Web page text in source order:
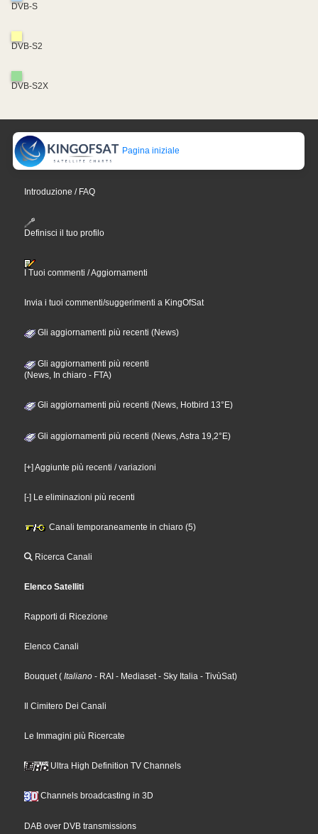
DVB-S
DVB-S2
DVB-S2X
Pagina iniziale
Introduzione / FAQ
Definisci il tuo profilo
I Tuoi commenti / Aggiornamenti
Invia i tuoi commenti/suggerimenti a KingOfSat
Gli aggiornamenti più recenti (News)
Gli aggiornamenti più recenti
(News, In chiaro - FTA)
Gli aggiornamenti più recenti (News, Hotbird 13°E)
Gli aggiornamenti più recenti (News, Astra 19,2°E)
[+] Aggiunte più recenti / variazioni
[-] Le eliminazioni più recenti
Canali temporaneamente in chiaro (5)
Ricerca Canali
Elenco Satelliti
Rapporti di Ricezione
Elenco Canali
Bouquet ( Italiano - RAI - Mediaset - Sky Italia - TivùSat)
Il Cimitero Dei Canali
Le Immagini più Ricercate
Ultra High Definition TV Channels
Channels broadcasting in 3D
DAB over DVB transmissions